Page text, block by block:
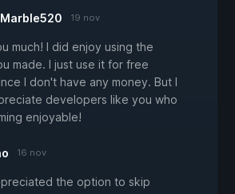
19 nov
much! I did enjoy using the
made. I just use it for free
I don't have any money. But I
developers like you who
enjoyable!
16 nov
the option to skip